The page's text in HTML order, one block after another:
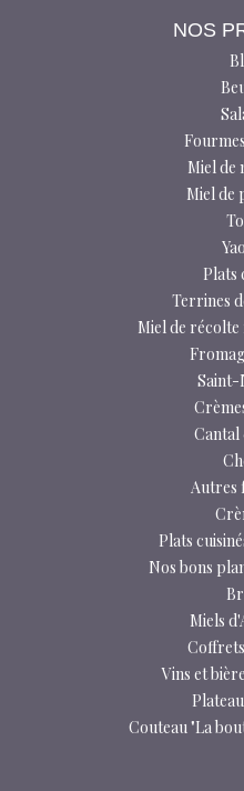
NOS
Miel de
Miel de
Plats
Terrines
Miel de récolte
Saint-
Cantal
Autres
Plats
Nos bons
Miels
Vins et
Couteau "La